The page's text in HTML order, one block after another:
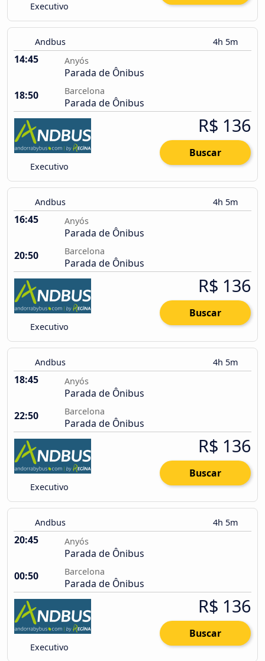
Executivo
Andbus 4h 5m
14:45 Anyós
Parada de Ônibus
18:50
Barcelona
Parada de Ônibus
Executivo
R$ 136
Buscar
Andbus 4h 5m
16:45 Anyós
Parada de Ônibus
20:50
Barcelona
Parada de Ônibus
Executivo
R$ 136
Buscar
Andbus 4h 5m
18:45 Anyós
Parada de Ônibus
22:50
Barcelona
Parada de Ônibus
Executivo
R$ 136
Buscar
Andbus 4h 5m
20:45 Anyós
Parada de Ônibus
00:50
Barcelona
Parada de Ônibus
Executivo
R$ 136
Buscar